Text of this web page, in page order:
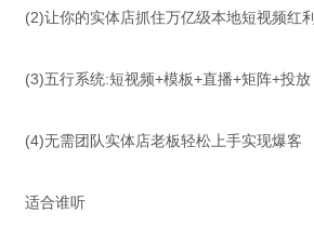
(2)让你的实体店抓住万亿级本地短视频红利
(3)五行系统:短视频+模板+直播+矩阵+投放
(4)无需团队实体店老板轻松上手实现爆客
适合谁听